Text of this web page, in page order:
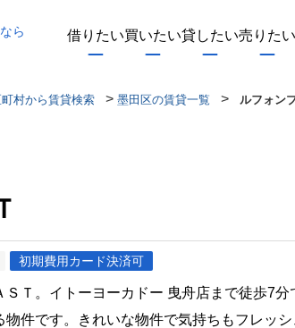
ら
借りたい買いたい貸したい売りたい
村から賃貸検索 > 墨田区の賃貸一覧 > ルフォン
初期費用カード決済可
Ｔ。イトーヨーカドー 曳舟店まで徒歩7
件です。きれいな物件で気持ちもフレッ